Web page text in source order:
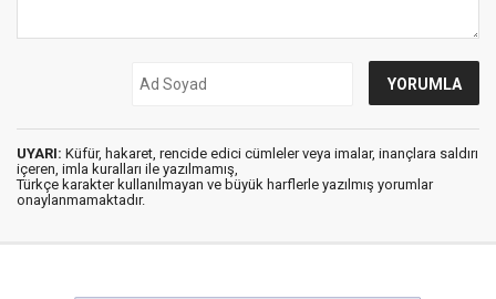
UYARI: Küfür, hakaret, rencide edici cümleler veya imalar, inançlara saldırı
içeren, imla kuralları ile yazılmamış,
Türkçe karakter kullanılmayan ve büyük harflerle yazılmış yorumlar
onaylanmamaktadır.